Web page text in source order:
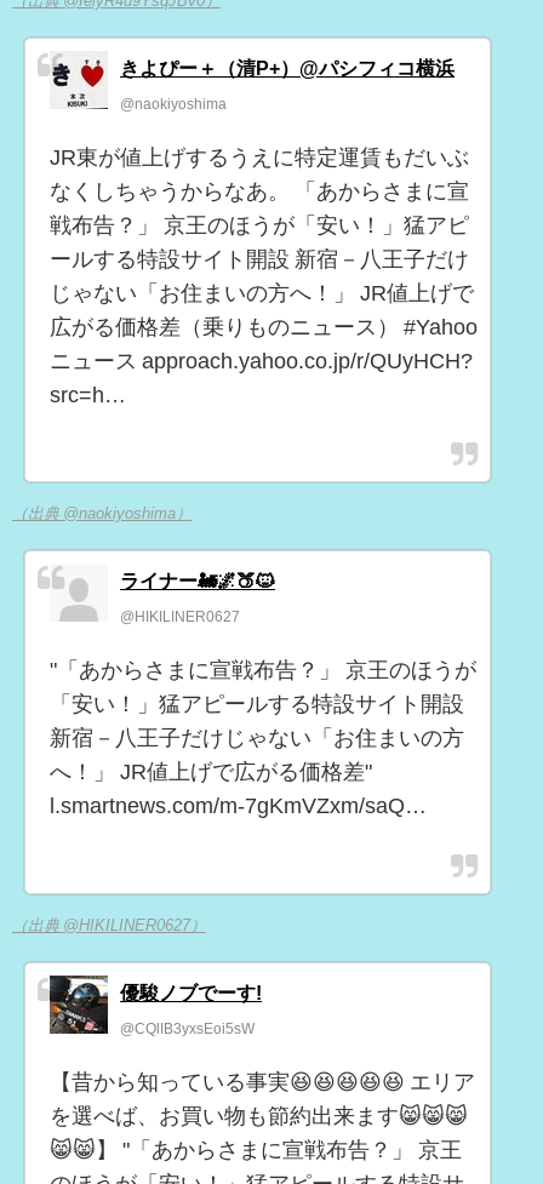
きよぴー＋（清P+）@パシフィコ横浜
@naokiyoshima
JR東が値上げするうえに特定運賃もだいぶ
なくしちゃうからなあ。 「あからさまに宣
戦布告？」 京王のほうが「安い！」猛アピ
ールする特設サイト開設 新宿－八王子だけ
じゃない「お住まいの方へ！」 JR値上げで
広がる価格差（乗りものニュース） #Yahoo
ニュース approach.yahoo.co.jp/r/QUyHCH?
src=h…
（出典 @naokiyoshima）
ライナー🚂🌌🍑🐱
@HIKILINER0627
"「あからさまに宣戦布告？」 京王のほうが
「安い！」猛アピールする特設サイト開設
新宿－八王子だけじゃない「お住まいの方
へ！」 JR値上げで広がる価格差"
l.smartnews.com/m-7gKmVZxm/saQ…
（出典 @HIKILINER0627）
優駿ノブでーす!
@CQlIB3yxsEoi5sW
【昔から知っている事実😆😆😆😆😆 エリア
を選べば、お買い物も節約出来ます😸😸😸
😸😸】 "「あからさまに宣戦布告？」 京王